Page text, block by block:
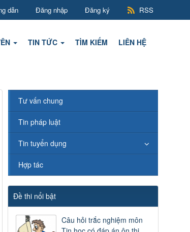
dẫn Đăng nhập Đăng ký RSS
TIN TỨC TÌM KIẾM LIÊN HỆ
Tư vấn chung
Tin pháp luật
Tin tuyển dụng
Hợp tác
Đề thi nổi bật
Câu hỏi trắc nghiệm môn